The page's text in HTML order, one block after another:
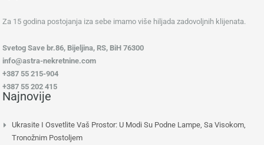
Za 15 godina postojanja iza sebe imamo više hiljada zadovoljnih klijenata.
Svetog Save br.86, Bijeljina, RS, BiH 76300
info@astra-nekretnine.com
+387 55 215-904
+387 55 202 415
Najnovije
Ukrasite I Osvetlite Vaš Prostor: U Modi Su Podne Lampe, Sa Visokom,
Tronožnim Postoljem